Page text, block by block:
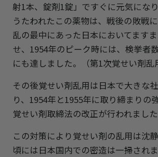
射1本、錠剤1錠」ですぐに元気にな
うたわれたこの薬物は、戦後の敗戦
乱の最中にあった日本においてます
せ、1954年のピーク時には、検挙者
にも達しました。（第1次覚せい剤乱
その後覚せい剤乱用は日本で大きな
り、1954年と1955年に取り締まりの
覚せい剤取締法の改正が行われました
この対策により覚せい剤の乱用は沈
頃には日本国内での密造は一掃され